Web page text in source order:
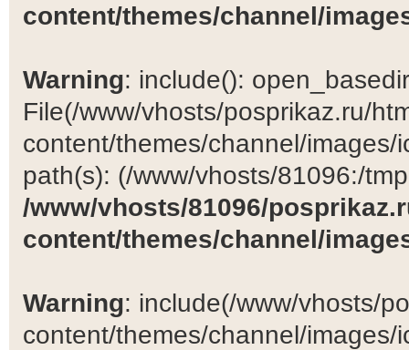
content/themes/channel/
Warning: include():
File(/www/vhosts/posprikaz.ru/
content/themes/channel/
path(s): (/www/vhosts/81096:/
/www/vhosts/81096/
content/themes/channel/
Warning: include(/www/vhosts/
content/themes/channel/